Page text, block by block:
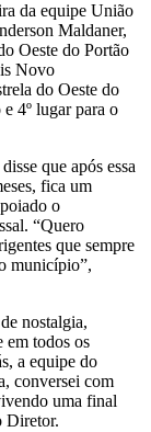
da equipe União
Maldaner,
Oeste do Portão
Novo
do Oeste do
4º lugar para o
que após essa
fica um
o
“Quero
que sempre
município”,
nostalgia,
em todos os
a equipe do
conversei com
uma final
Diretor.